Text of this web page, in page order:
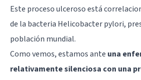
Este proceso ulceroso está
de la bacteria Helicobacter pylori,
población mundial.
Como vemos, estamos ante una
relativamente silenciosa con una